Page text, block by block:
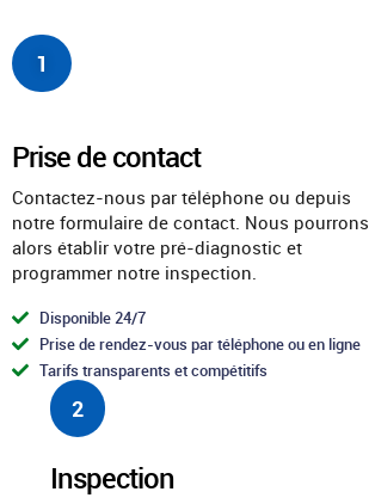
1
Prise de contact
Contactez-nous par téléphone ou depuis
notre formulaire de contact. Nous pourrons
alors établir votre pré-diagnostic et
programmer notre inspection.
Disponible 24/7
Prise de rendez-vous par téléphone ou en ligne
Tarifs transparents et compétitifs
2
Inspection